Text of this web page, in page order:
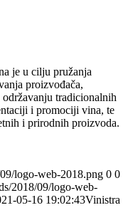
je u cilju pružanja
proizvođača,
tradicionalnih
i promociji vina, te
i prirodnih proizvoda.
logo-web-2018.png 0 0
2018/09/logo-web-
05-16 19:02:43Vinistra